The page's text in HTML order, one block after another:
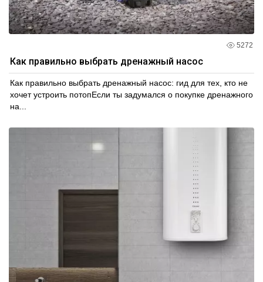
5272
Как правильно выбрать дренажный насос
Как правильно выбрать дренажный насос: гид для тех, кто не
хочет устроить потопЕсли ты задумался о покупке дренажного
на...